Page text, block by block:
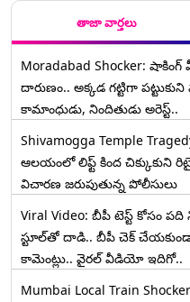
గురించి తెలుసుకోండి
తాజా వార్తలు
Moradabad Shocker:
దారుణం.. అక్కడ గట్టిగా పట్టుకుని
కామాంధుడు, నిందితుడు అరెస్ట్..
Shivamogga Temple
ఆలయంలో లిఫ్ట్ కింద చిక్కుకుని
విచారణ జరుపుతున్న పోలీసులు
Viral Video: బీపీ టెస్ట్‌ కోసం
స్టూల్‌తో దాడి.. బీపీ చెక్
కామెంట్లు.. వైరల్ వీడియో ఇదిగో..
Mumbai Local Train